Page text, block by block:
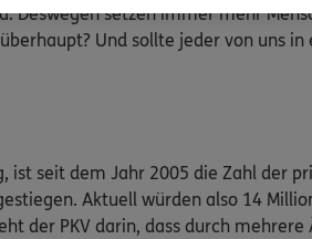
Deswegen setzen immer mehr
Und sollte jeder von uns
ist seit dem Jahr 2005 die Zahl der
Aktuell würden also 14
der PKV darin, dass durch mehrere